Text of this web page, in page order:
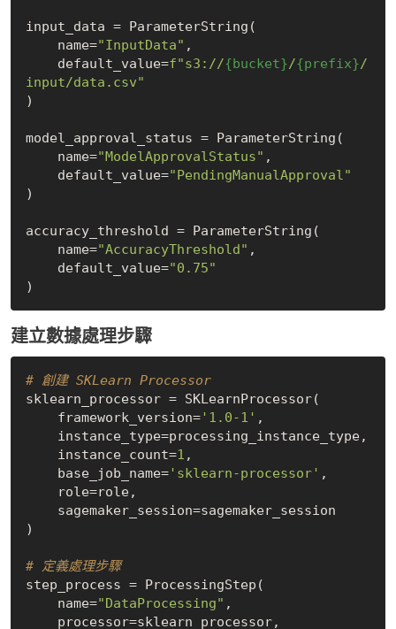
input_data = ParameterString(
    name=
"InputData" ,
    default_value=
f"s3://{bucket}/{prefix}/
input/data.csv"
)
model_approval_status = ParameterString(
    name=
"ModelApprovalStatus" ,
    default_value=
"PendingManualApproval"
)
accuracy_threshold = ParameterString(
    name=
"AccuracyThreshold" ,
    default_value=
"0.75"
建立數據處理步驟
# 創建 SKLearn Processor
sklearn_processor = SKLearnProcessor(
    framework_version=
'1.0-1' ,
    instance_count=
1 ,
    base_job_name=
'sklearn-processor' ,
)
# 定義處理步驟
step_process = ProcessingStep(
    name=
"DataProcessing" ,